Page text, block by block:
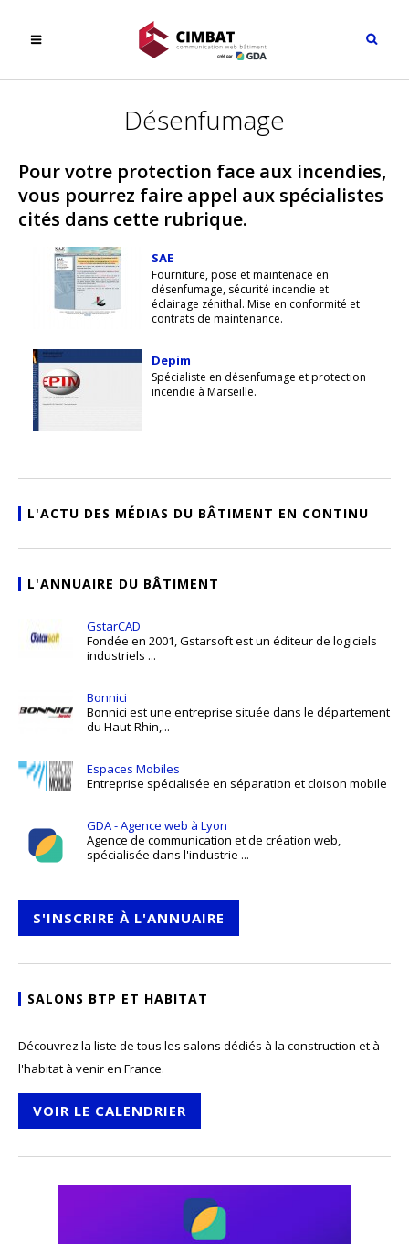
Désenfumage
Pour votre protection face aux incendies,
vous pourrez faire appel aux spécialistes
cités dans cette rubrique.
SAE
Fourniture, pose et maintenace en
désenfumage, sécurité incendie et
éclairage zénithal. Mise en conformité et
contrats de maintenance.
Depim
Spécialiste en désenfumage et protection
incendie à Marseille.
L'ACTU DES MÉDIAS DU BÂTIMENT EN CONTINU
L'ANNUAIRE DU BÂTIMENT
GstarCAD
Fondée en 2001, Gstarsoft est un éditeur de logiciels
industriels ...
Bonnici
Bonnici est une entreprise située dans le département
du Haut-Rhin,...
Espaces Mobiles
Entreprise spécialisée en séparation et cloison mobile
GDA - Agence web à Lyon
Agence de communication et de création web,
spécialisée dans l'industrie ...
S'INSCRIRE À L'ANNUAIRE
SALONS BTP ET HABITAT
Découvrez la liste de tous les salons dédiés à la construction et à
l'habitat à venir en France.
VOIR LE CALENDRIER